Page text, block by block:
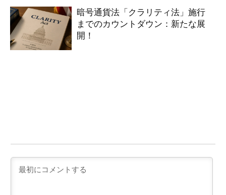
暗号通貨法「クラリティ法」施行
までのカウントダウン：新たな展
開！